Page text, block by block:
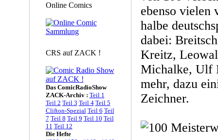
Online Comics
CRS auf ZACK !
Das ComicRadioShow
ZACK-Archiv : Teil 1
Teil 2 Teil 3 Teil 4 Teil 5
Clifton-Spezial Teil 6 Teil
7 Teil 8 Teil 9 Teil 10 Teil
11 Teil 12
Die Hefte
ebenso vielen
halbe
dabei:
Kreitz,
Michalke, Ulf
mehr, dazu
Zeichner.